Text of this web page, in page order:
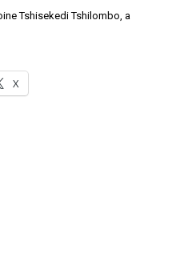
Tshisekedi Tshilombo, a
X